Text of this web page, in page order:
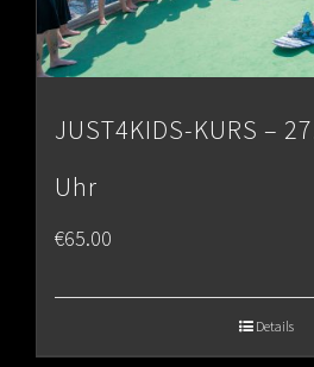
JUST4KIDS-KURS –
Uhr
€65.00
Details